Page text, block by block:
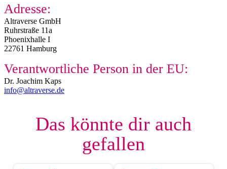
Adresse:
Altraverse GmbH
Ruhrstraße 11a
Phoenixhalle I
22761 Hamburg
Verantwortliche Person in der EU:
Dr. Joachim Kaps
info@altraverse.de
Das könnte dir auch
gefallen